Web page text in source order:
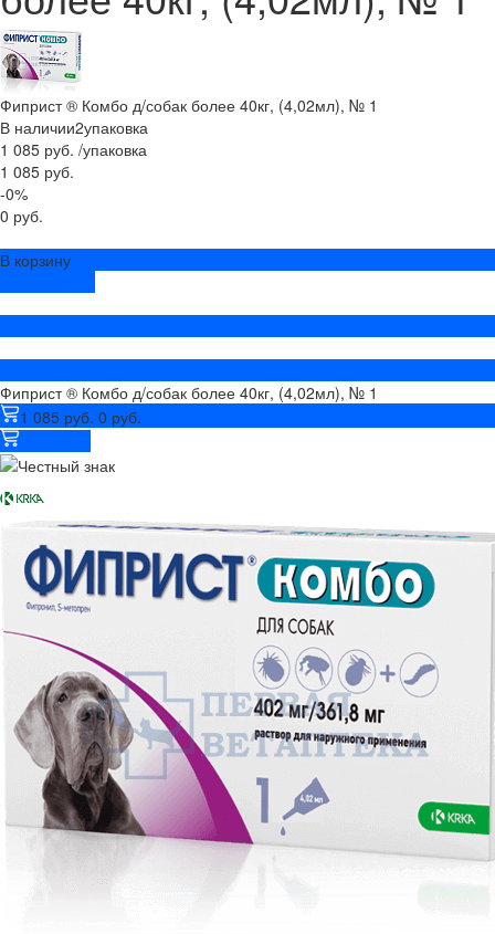
Фиприст ® Комбо д/собак более 40кг, (4,02мл), № 1
В наличии2упаковка
1 085 руб. /упаковка
1 085 руб.
-0%
0 руб.
В корзину
Фиприст ® Комбо д/собак более 40кг, (4,02мл), № 1
1 085 руб. 0 руб.